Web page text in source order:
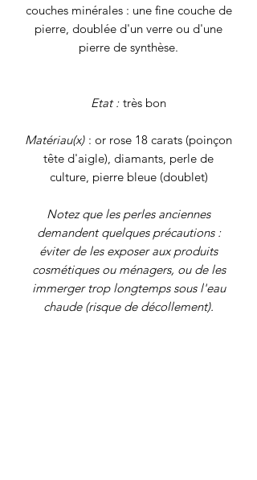
couches minérales : une fine couche de
pierre, doublée d'un verre ou d'une
pierre de synthèse.
Etat : très bon
Matériau(x) : or rose 18 carats (poinçon
tête d'aigle), diamants, perle de
culture, pierre bleue (doublet)
Notez que les perles anciennes
demandent quelques précautions :
éviter de les exposer aux produits
cosmétiques ou ménagers, ou de les
immerger trop longtemps sous l'eau
chaude (risque de décollement).